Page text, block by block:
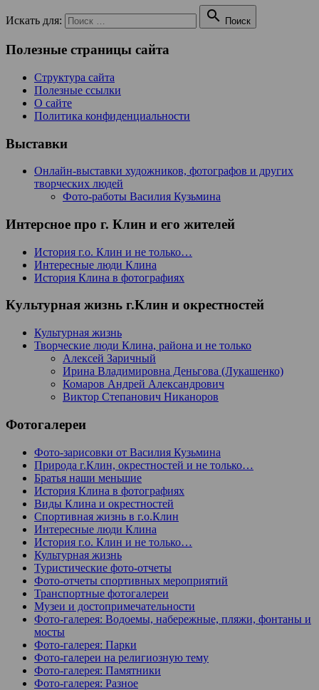
Искать для:  Поиск
Полезные страницы сайта
Структура сайта
Полезные ссылки
О сайте
Политика конфиденциальности
Выставки
Онлайн-выставки художников, фотографов и других
творческих людей
Фото-работы Василия Кузьмина
Интерсное про г. Клин и его жителей
История г.о. Клин и не только…
Интересные люди Клина
История Клина в фотографиях
Культурная жизнь г.Клин и окрестностей
Культурная жизнь
Творческие люди Клина, района и не только
Алексей Заричный
Ирина Владимировна Деньгова (Лукашенко)
Комаров Андрей Александрович
Виктор Степанович Никаноров
Фотогалереи
Фото-зарисовки от Василия Кузьмина
Природа г.Клин, окрестностей и не только…
Братья наши меньшие
История Клина в фотографиях
Виды Клина и окрестностей
Спортивная жизнь в г.о.Клин
Интересные люди Клина
История г.о. Клин и не только…
Культурная жизнь
Туристические фото-отчеты
Фото-отчеты спортивных мероприятий
Транспортные фотогалереи
Музеи и достопримечательности
Фото-галерея: Водоемы, набережные, пляжи, фонтаны и
мосты
Фото-галерея: Парки
Фото-галереи на религиозную тему
Фото-галерея: Памятники
Фото-галерея: Разное